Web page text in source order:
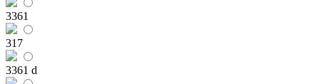
3361
317
3361 d